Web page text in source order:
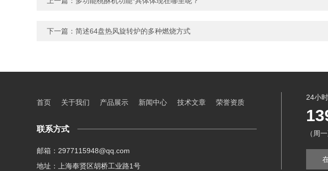
下一篇： 简述64盘热风旋转炉的多种燃烧方式
首页 关于我们 产品展示 新闻中心 技术文章 荣誉资质
联系方式
邮箱：2977115948@qq.com
地址：上海奉贤区胡桥工业路1号
24小
（周